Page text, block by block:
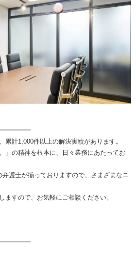
累計1,000件以上の解決実績があります。
」の精神を根本に、日々業務にあたってお
護士が揃っておりますので、さまざまなニ
ますので、お気軽にご相談ください。